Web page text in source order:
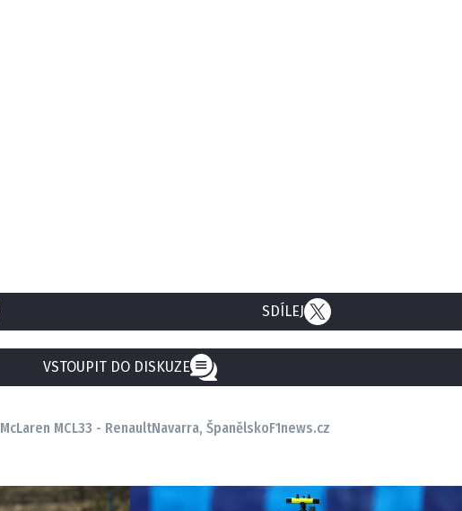
SDÍLEJ
VSTOUPIT DO DISKUZE
McLaren MCL33 - RenaultNavarra, ŠpanělskoF1news.cz